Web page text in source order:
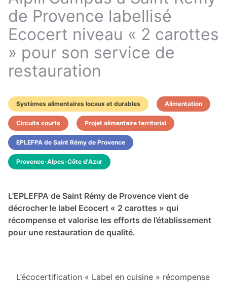
de Provence labellisé
Ecocert niveau « 2 carottes
» pour son service de
restauration
Systèmes alimentaires locaux et durables Alimentation
Circuits courts Projet alimentaire territorial
EPLEFPA de Saint Rémy de Provence
Provence-Alpes-Côte d'Azur
L’EPLEFPA de Saint Rémy de Provence vient de
décrocher le label Ecocert « 2 carottes » qui
récompense et valorise les efforts de l’établissement
pour une restauration de qualité.
L’écocertification « Label en cuisine » récompense